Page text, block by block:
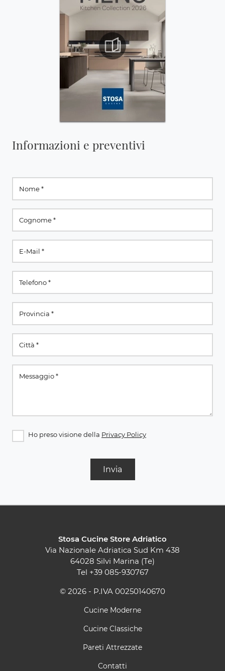
Informazioni e preventivi
Ho preso visione della Privacy Policy
Invia
Stosa Cucine Store Adriatico
Via Nazionale Adriatica Sud Km 438
64028 Silvi Marina (Te)
Tel +39 085-930767
© 2026 - P.IVA 00250140670
Cucine Moderne
Cucine Classiche
Pareti Attrezzate
Contatti